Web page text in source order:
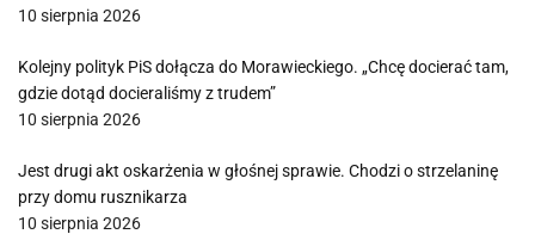
10 sierpnia 2026
Kolejny polityk PiS dołącza do Morawieckiego. „Chcę docierać tam,
gdzie dotąd docieraliśmy z trudem”
10 sierpnia 2026
Jest drugi akt oskarżenia w głośnej sprawie. Chodzi o strzelaninę
przy domu rusznikarza
10 sierpnia 2026